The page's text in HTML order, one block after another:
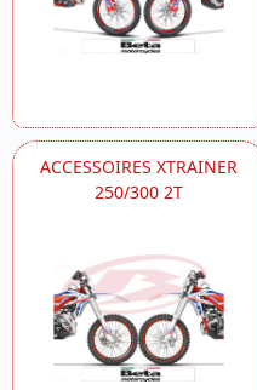
ACCESSOIRES XTRAINER
250/300 2T